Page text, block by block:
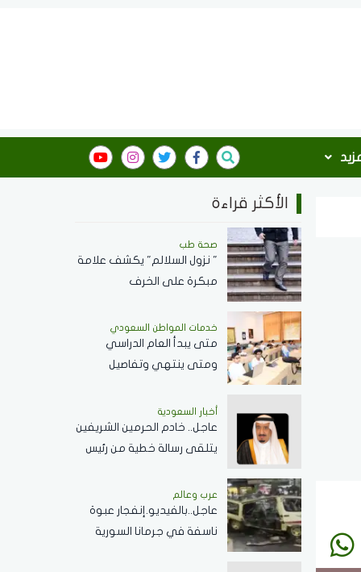
الأكثر قراءة
صحة طب
" نزول السلالم" يكشف علامة
مبكرة على الخرف
خدمات المواطن السعودي
‏متى يبدأ العام الدراسي
ومتى ينتهي وتفاصيل
أخبار السعودية
عاجل.. خادم الحرمين الشريفين
يتلقى رسالة خطية من رئيس
العلاقات الثنائية
عرب وعالم
عاجل..بالفيديو.إنفجار عبوة
ناسفة في جرمانا السورية